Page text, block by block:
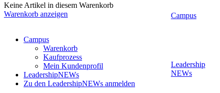
Keine Artikel in diesem Warenkorb
Warenkorb anzeigen
Campus
Warenkorb
Kaufprozess
Mein Kundenprofil
LeadershipNEWs
Zu den LeadershipNEWs anmelden
Campus
Leadership
NEWs